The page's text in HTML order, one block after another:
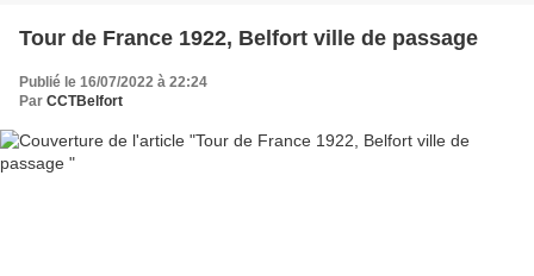
Tour de France 1922, Belfort ville de passage
Publié le 16/07/2022 à 22:24
Par CCTBelfort